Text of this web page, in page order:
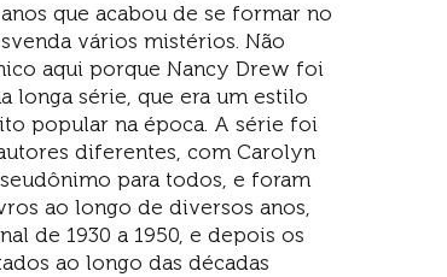
que acabou de se formar no
vários mistérios. Não
aqui porque Nancy Drew foi
longa série, que era um estilo
popular na época. A série foi
diferentes, com Carolyn
para todos, e foram
ao longo de diversos anos,
de 1930 a 1950, e depois os
ao longo das décadas